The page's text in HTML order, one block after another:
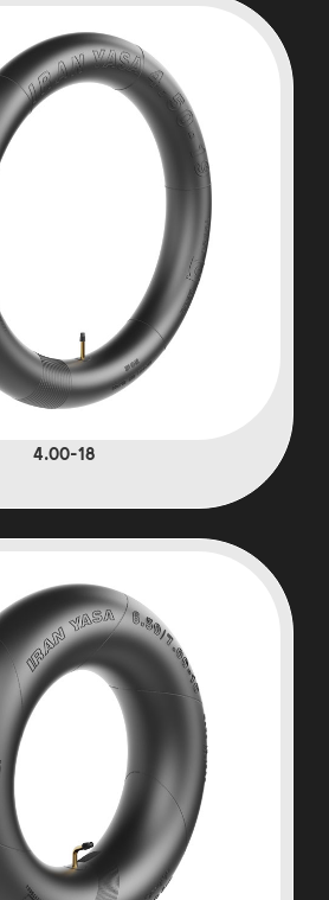
4.00-18